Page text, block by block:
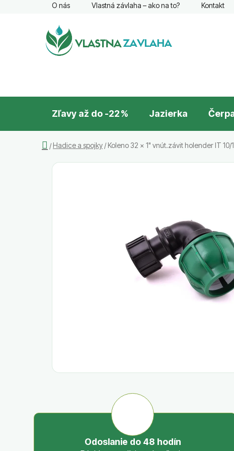
O nás Vlastná závlaha – ako na to? Kontakt
Zľavy až do -22 % Jazierka
Domov
/ Hadice a spojky / Koleno 32 x 1" vnút.závit holender IT 10/
Odoslanie do 48 hodín